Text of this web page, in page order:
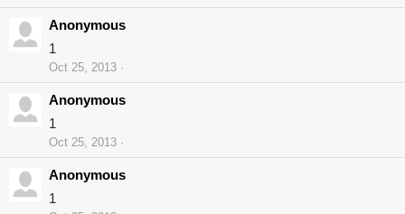
Anonymous
1
Oct 25, 2013
Anonymous
1
Oct 25, 2013
Anonymous
1